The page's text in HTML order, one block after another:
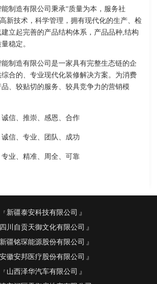
制造有限公司秉承“质量为本，服务社
新技术，科学管理，拥有现代化的生产、检
立起完善的产品结构体系，产品品种,结构
稳定。
制造有限公司是一家具有完整生态链的企
合的、专业现代化装修解决方案。为消费
、较贴切的服务、较具竞争力的营销模
信、推崇、感恩、合作
信、专业、团队、成功
业、精准、周全、可靠
新疆泰安科技有限公司
四川自贡天御文化有限公司
新疆铭琛能源股份有限公司
安徽安邦医疗股份有限公司
山西泽华汽车有限公司